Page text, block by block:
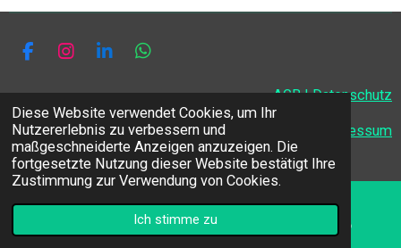
Diese Website verwendet Cookies, um Ihr
Nutzererlebnis zu verbessern und
maßgeschneiderte Anzeigen anzuzeigen. Die
fortgesetzte Nutzung dieser Website bestätigt Ihre
Zustimmung zur Verwendung von Cookies.
Ich stimme zu
F
c
e
b
o
o
k
I
s
t
a
g
r
a
L
n
k
e
d
I
n
W
a
t
s
A
p
p
AGB | Datenschutz
Impressum
© 2026 Melissa Guadagno
Phone WhatsApp